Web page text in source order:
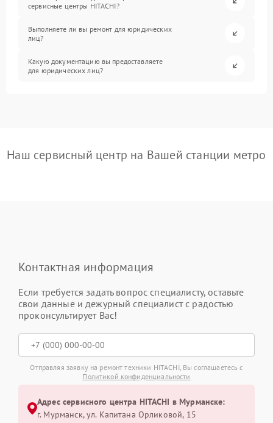
сервисные центры HITACHI?
Выполняете ли вы ремонт для юридических
лиц?
Какую документацию вы предоставляете
для юридических лиц?
Наш сервисный центр на Вашей станции метро
Контактная информация
Если требуется задать вопрос специалисту, оставьте
свои данные и дежурный специалист с радостью
проконсультирует Вас!
Отправляя заявку на ремонт техники HITACHI, Вы соглашаетесь с
Политикой конфиденциальности
Адрес сервисного центра HITACHI в Мурманске:
г. Мурманск, ул. Капитана Орликовой, 15